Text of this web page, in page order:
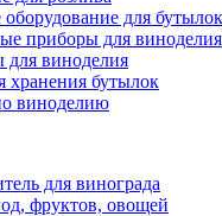
для бутылок
приборы для виноделия
для виноделия
хранения бутылок
виноделию
для винограда
фруктов, овощей